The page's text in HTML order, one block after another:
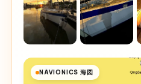
NAVIONICS 海図